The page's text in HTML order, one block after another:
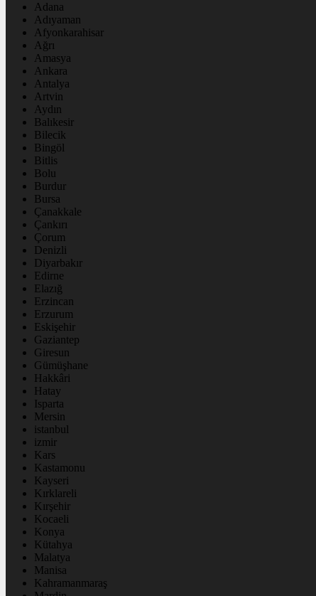
Adana
Adıyaman
Afyonkarahisar
Ağrı
Amasya
Ankara
Antalya
Artvin
Aydın
Balıkesir
Bilecik
Bingöl
Bitlis
Bolu
Burdur
Bursa
Çanakkale
Çankırı
Çorum
Denizli
Diyarbakır
Edirne
Elazığ
Erzincan
Erzurum
Eskişehir
Gaziantep
Giresun
Gümüşhane
Hakkâri
Hatay
Isparta
Mersin
istanbul
izmir
Kars
Kastamonu
Kayseri
Kırklareli
Kırşehir
Kocaeli
Konya
Kütahya
Malatya
Manisa
Kahramanmaraş